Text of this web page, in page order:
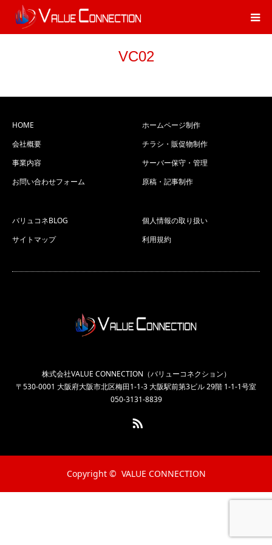
VC02
HOME
会社概要
事業内容
お問い合わせフォーム
ホームページ制作
チラシ・販促物制作
サーバー保守・管理
原稿・記事制作
バリュコネBLOG
サイトマップ
個人情報の取り扱い
利用規約
株式会社VALUE CONNECTION（バリューコネクション）
〒530-0001 大阪府大阪市北区梅田1-1-3 大阪駅前第3ビル 29階 1-1-1号室
050-3131-8839
Copyright © VALUE CONNECTION